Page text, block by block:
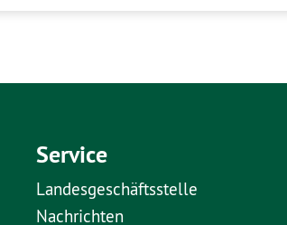
Service
Landesgeschäftsstelle
Nachrichten